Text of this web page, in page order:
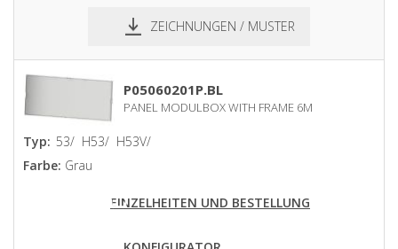
ZEICHNUNGEN / MUSTER
P05060201P.BL
PANEL MODULBOX WITH FRAME 6M
Typ: 53/ H53/ H53V/
Farbe: Grau
EINZELHEITEN UND BESTELLUNG